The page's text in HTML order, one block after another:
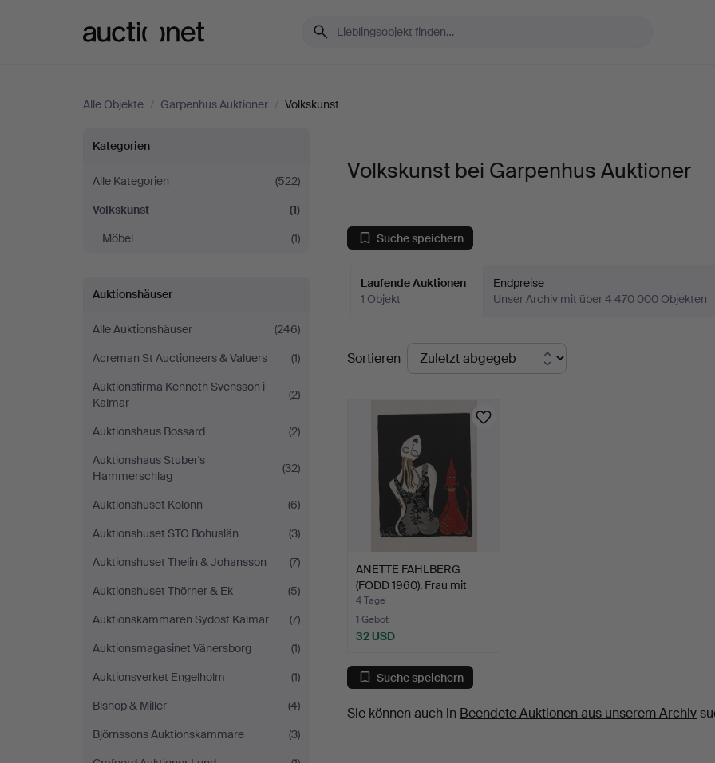
Alle Objekte / Garpenhus Auktioner / Volkskunst
Volkskunst
bei
Garpenhus
Kategorien
Alle Kategorien
(522)
Volkskunst
(1)
Möbel
(1)
Auktionshäuser
Alle Auktionshäuser
(246)
Acreman St Auctioneers & Valuers
(1)
Auktionsfirma Kenneth Svensson i
Kalmar
(2)
Auktionshaus Bossard
(2)
Auktionshaus Stuber's
Hammerschlag
(32)
Auktionshuset Kolonn
(6)
Auktionshuset STO Bohuslän
(3)
Auktionshuset Thelin & Johansson
(7)
Auktionshuset Thörner & Ek
(5)
Auktionskammaren Sydost Kalmar
(7)
Auktionsmagasinet Vänersborg
(1)
Auktionsverket Engelholm
(1)
Bishop & Miller
(4)
Björnssons Auktionskammare
(3)
Volkskunst bei Garpenhus Auktioner
Suche speichern
Laufende Auktionen
1 Objekt
Endpreise
Unser Archiv mit über 4 470 000 Objekten
Laufende
Auktionen
Sortieren
ANETTE FAHLBERG
(FÖDD 1960). Frau mit
Hund…
4 Tage
1 Gebot
32 USD
Suche speichern
Sie können auch in Beendete Auktionen aus unserem Archiv